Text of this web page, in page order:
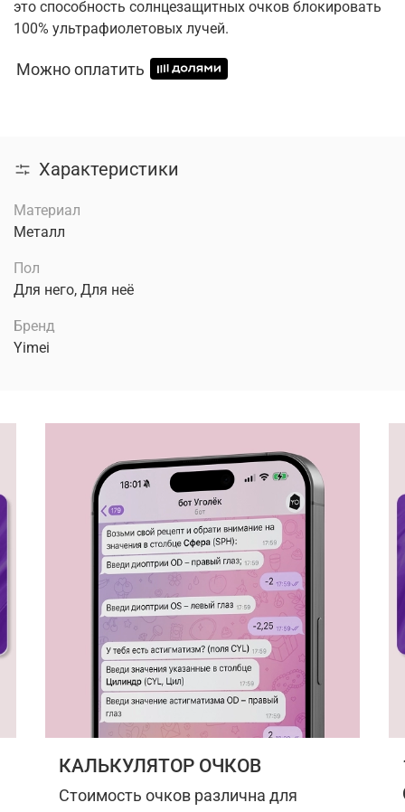
это способность солнцезащитных очков блокировать
100% ультрафиолетовых лучей.
Можно оплатить
Характеристики
Материал
Металл
Пол
Для него, Для неё
Бренд
Yimei
КАЛЬКУЛЯТОР ОЧКОВ
Стоимость очков различна для